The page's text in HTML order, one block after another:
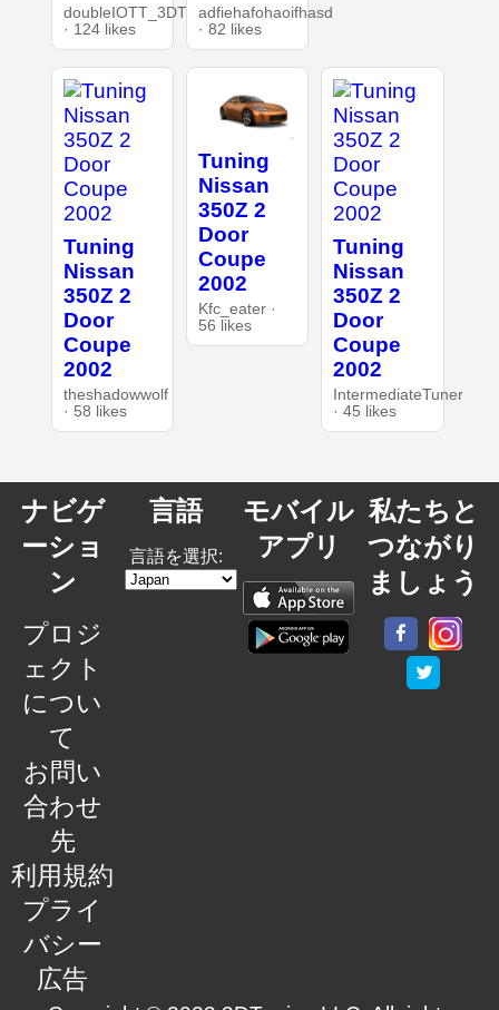
doubleIOTT_3DT
· 124 likes
adfiehafohaoifhasd
· 82 likes
Tuning
Nissan
350Z 2
Door
Coupe
2002
theshadowwolf
· 58 likes
Tuning
Nissan
350Z 2
Door
Coupe
2002
Kfc_eater ·
56 likes
Tuning
Nissan
350Z 2
Door
Coupe
2002
IntermediateTuner
· 45 likes
ナビゲ
ーショ
ン
プロジ
ェクト
につい
て
お問い
合わせ
先
利用規約
プライ
バシー
広告
言語
言語を選択:
モバイル
アプリ
私たちと
つながり
ましょう